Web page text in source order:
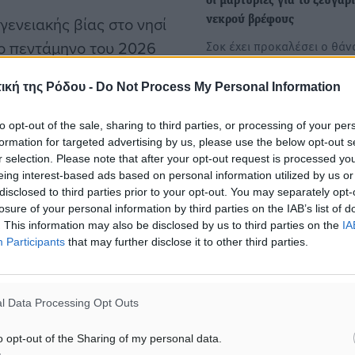
της Ρόδου - Do Not Process My Personal Information
opt-out of the sale, sharing to third parties, or processing of your
for targeted advertising by us, please use the below opt-out
selection. Please note that after your opt-out request is processed
interest-based ads based on personal information utilized by us
to third parties prior to your opt-out. You may separately
of your personal information by third parties on the IAB’s list of
This information may also be disclosed by us to third parties on the
Participants that may further disclose it to other third parties.
Data Processing Opt Outs
opt-out of the Sharing of my personal data.
βίας στο νησί
πεντάμηνο του 2026
ότι η κοινωνική
το ένα αρνητικό ρεκόρ
που καταγράφονται
Όπως
αυτά δεν
θυμάτων, καθώς η
κρατούν ακόμα
γυναικών στην
νεκρού βρέφους
Σοκ έχει προκαλέσει ο
Ηιατριδικαστική εξέταση…
Την 19 Ιουνίου 2026 η
πατέρα των διδύμων και
καταγγελίες για κατ’
εξακολούθηση κακοποίηση
• Στο επίκεντρο βρίσκονται
κατηγορίες για απλή
βλάβη σε βάρος αδύναμων…